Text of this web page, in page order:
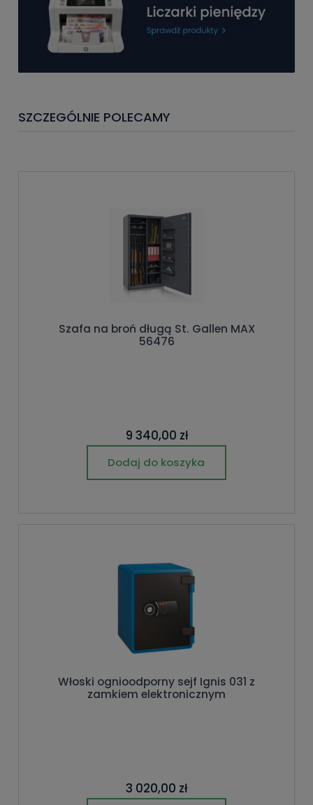
SZCZEGÓLNIE POLECAMY
Szafa na broń długą St. Gallen MAX
56476
9 340,00 zł
Dodaj do koszyka
Włoski ognioodporny sejf Ignis 031 z
zamkiem elektronicznym
3 020,00 zł